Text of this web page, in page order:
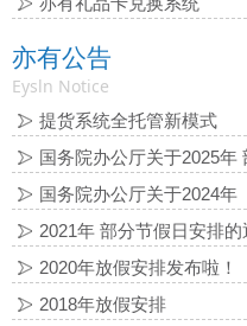
亦有公告
Eysln Notice
提货系统全托管新模式
国务院办公厅关于2025年
国务院办公厅关于2024年
2021年 部分节假日安排的
2020年放假安排发布啦！
2018年放假安排